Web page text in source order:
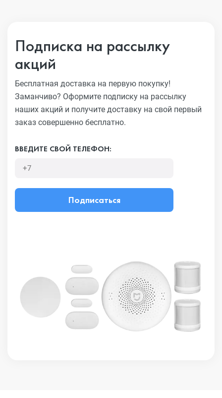
Подписка на рассылку
акций
Бесплатная доставка на первую покупку!
Заманчиво? Оформите подписку на рассылку
наших акций и получите доставку на свой первый
заказ совершенно бесплатно.
ВВЕДИТЕ СВОЙ ТЕЛЕФОН:
Подписаться